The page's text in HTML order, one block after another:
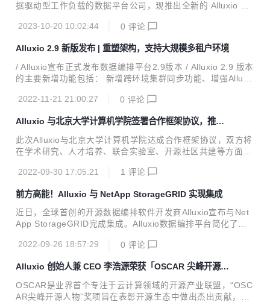
据驱动型工作负载的数据平台公司，现推出全新的 Alluxio Ent
习 (ML) 负载对于企业数据基础设施不断增长的需求。 Alluxio
能、数据可访问性、可扩展性和成本效益，助力生成式 AI、计
算机视觉、自然语言处理、大语言模型和高性能数据分析等下
一代数据密集型应用的发展。 为保持竞争力并在竞争中脱颖而
此过程中，...
2023-10-20 10:02:44 0 评论
Alluxio 2.9 新版发布 | 重塑架构，支持大规模多租户环境
/ Alluxio宣布正式发布数据编排平台2.9版本 / Alluxio 2.9 版本
的主要新增功能包括： 新增跨环境集群同步功能、增强Alluxi
验 2022年11月17日，全球首创的开源数据编排软件开发商All
9版本进一步强化了Alluxio作为计算引擎和存储系统中间层的
关键地位。新功能包括：增加跨环境集群同步功能，支持横向
扩展的多租户架构；显著改进在Kubernetes上部署的工具集
S...
2022-11-21 21:00:27 0 评论
Alluxio 与北京大学计算机学院签署合作框架协议，推动
产学研深度融合
此次Alluxio与北京大学计算机学院达成合作框架协议，双方将
在学术研究、人才培养、联合实验室、开源社区共建等方面展
室”。 刘譞哲表示，数字经济时代，数据作为重要生产要素，
通，而系统软件则是核心基础支撑。近年来，Alluxio发展非常
迅速，在云原生的数据编排和分布式文件系统方面建立了很好
的技术和应用积累，特别是在开源社区及其生态建设领域作出
了积极贡献，与北京大学系统软件团队的研究方向高度一致，
双方具有很好的合作基础。特别值得一提的是，Alluxio创始人
2022-09-30 17:05:21 1 评论
前方高能！Alluxio 与 NetApp StorageGRID 实现集成
近日，全球首创的开源数据编排软件开发商Alluxio宣布与Net
App StorageGRID完成集成。Alluxio数据编排平台简化了各
软件定义的可扩展的分布式数据对象存储，具有安全保护和灾
优化企业的资源投入，更好地打造超大规模现代数据平台。 大
型企业拥有大量具有复杂依赖关系的数据驱动型应用，以及跨
私有云、公有云、混合云或多云等多个区域的数据平台。Allux
2022-09-26 18:57:29 0 评论
Alluxio 创始人兼 CEO 李浩源荣获「OSCAR 尖峰开源人
物」奖
OSCAR是业界首个专注于云计算领域的开源产业联盟，“OSC
AR尖峰开源人物”奖项旨在表彰开源生态中做出杰出贡献，并